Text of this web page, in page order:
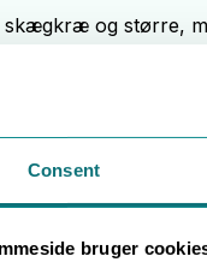
Consent
bruger
skægkræ og større,
et lag oveni og
af, hvor langt
– så du kan kende
en idé om, hvor